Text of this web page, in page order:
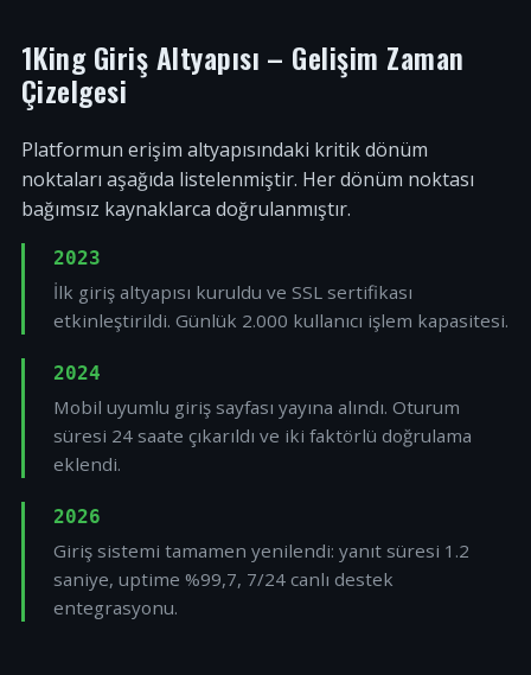
1King Giriş Altyapısı – Gelişim Zaman
Çizelgesi
Platformun erişim altyapısındaki kritik dönüm
noktaları aşağıda listelenmiştir. Her dönüm noktası
bağımsız kaynaklarca doğrulanmıştır.
2023
İlk giriş altyapısı kuruldu ve SSL sertifikası
etkinleştirildi. Günlük 2.000 kullanıcı işlem kapasitesi.
2024
Mobil uyumlu giriş sayfası yayına alındı. Oturum
süresi 24 saate çıkarıldı ve iki faktörlü doğrulama
eklendi.
2026
Giriş sistemi tamamen yenilendi: yanıt süresi 1.2
saniye, uptime %99,7, 7/24 canlı destek
entegrasyonu.